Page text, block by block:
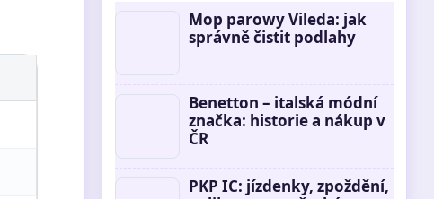
Mop parowy Vileda: jak
správně čistit podlahy
Benetton – italská módní
značka: historie a nákup v
ČR
PKP IC: jízdenky, zpoždění,